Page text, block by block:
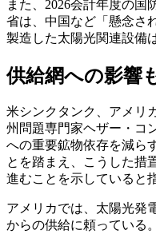
また、2026会計年度の国
省は、中国など「懸念さ
製造した太陽光関連設備
供給網への影響
米シンクタンク、アメリ
州問題専門家ヘザー・コ
への重要鉱物依存を減ら
とを踏まえ、こうした措
進むことを示していると
アメリカでは、太陽光発
からの供給に頼っている